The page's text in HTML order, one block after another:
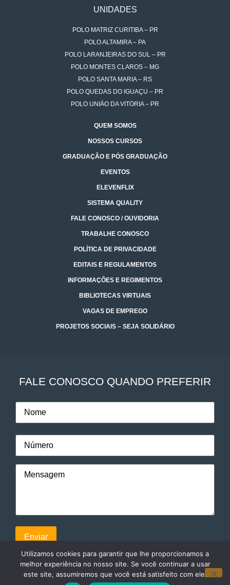
UNIDADES
POLO MATRIZ CURITIBA – PR
POLO ALTAMIRA – PA
POLO LARANJEIRAS DO SUL – PR
POLO MONTES CLAROS – MG
POLO SANTA MARIA – RS
POLO QUEDAS DO IGUAÇU – PR
POLO UNIÃO DA VITÓRIA – PR
QUEM SOMOS
NOSSOS CURSOS
GRADUAÇÃO E PÓS GRADUAÇÃO
EVENTOS
ELEVENFLIX
SISTEMA QUALITY
FALE CONOSCO / OUVIDORIA
TRABALHE CONOSCO
POLÍTICA DE PRIVACIDADE
EDITAIS E REGULAMENTOS
INFORMAÇÕES E REGIMENTOS
BIBLIOTECAS VIRTUAIS
VAGAS DE EMPREGO
PROJETOS SOCIAIS – SEJA SOLIDÁRIO
FALE CONOSCO QUANDO PREFERIR
Utilizamos cookies para garantir que lhe proporcionamos a
melhor experiência no nosso site. Se você continuar a usar
este site, assumiremos que você está satisfeito com ele.